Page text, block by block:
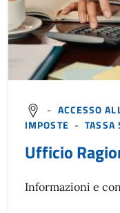
- ACCESSO
IMPOSTE -TASSA
Ufficio
Informazioni e